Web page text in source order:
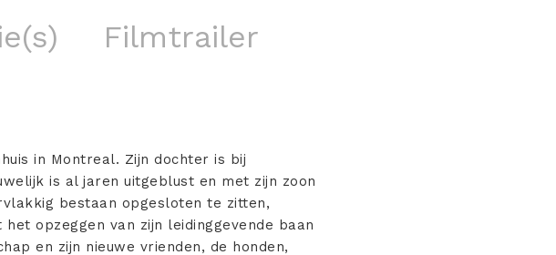
Filmtrailer
in Montreal. Zijn dochter is bij
is al jaren uitgeblust en met zijn zoon
bestaan opgesloten te zitten,
opzeggen van zijn leidinggevende baan
en zijn nieuwe vrienden, de honden,